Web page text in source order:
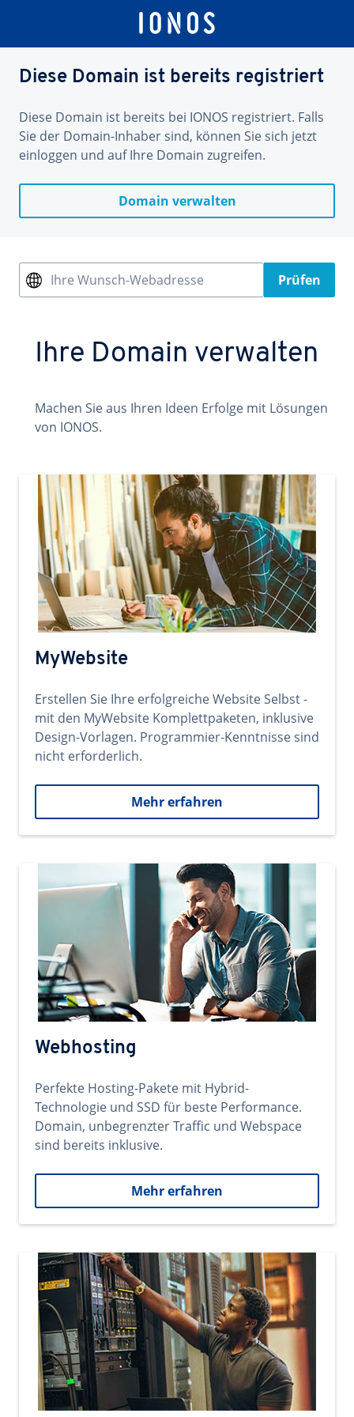
Diese Domain ist bereits registriert
Diese Domain ist bereits bei IONOS registriert. Falls
Sie der Domain-Inhaber sind, können Sie sich jetzt
einloggen und auf Ihre Domain zugreifen.
Domain verwalten
Ihre Wunsch-Webadresse Prüfen
Ihre Domain verwalten
Machen Sie aus Ihren Ideen Erfolge mit Lösungen
von IONOS.
MyWebsite
Erstellen Sie Ihre erfolgreiche Website Selbst -
mit den MyWebsite Komplettpaketen, inklusive
Design-Vorlagen. Programmier-Kenntnisse sind
nicht erforderlich.
Mehr erfahren
Webhosting
Perfekte Hosting-Pakete mit Hybrid-
Technologie und SSD für beste Performance.
Domain, unbegrenzter Traffic und Webspace
sind bereits inklusive.
Mehr erfahren